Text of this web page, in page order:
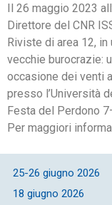
Il 26 maggio 2023
Direttore del CNR
Riviste di area 12,
vecchie burocrazie:
occasione dei venti
presso l’Università
Festa del Perdono
Per maggiori
25-26 giugno 2026
18 giugno 2026